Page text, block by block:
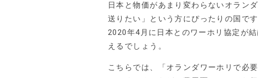
日本と物価があまり変わらないオラン
送りたい」という方にぴったりの国です
2020年4月に日本とのワーホリ協定が
えるでしょう。
こちらでは、「オランダワーホリで必